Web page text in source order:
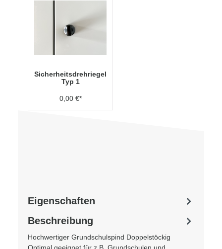
Sicherheitsdrehriegel
Typ 1
0,00 €*
Beschreibung
Hochwertiger Grundschulspind Doppelstöckig
Eigenschaften